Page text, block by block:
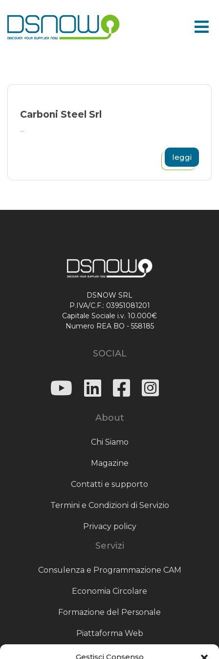
Gestisci Consenso
to
content
Carboni Steel Srl
...
leggi
DSNOW SRL
P.IVA/C.F.: 03951081201
Capitale Sociale i.v. 10.000€
Numero REA BO - 558185
SOCIAL
About
Chi Siamo
Magazine
Contatti e supporto
Termini e Condizioni di Servizio
Privacy policy
Servizi
Consulenza e Programmazione CAM
Economia Circolare
Formazione del Personale
Piattaforma Web
Scouting fornitori